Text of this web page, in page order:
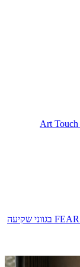
פחד הוא דלק – תמונת זכוכית זאב מוטיבציה FEAR בגווני שקיעה